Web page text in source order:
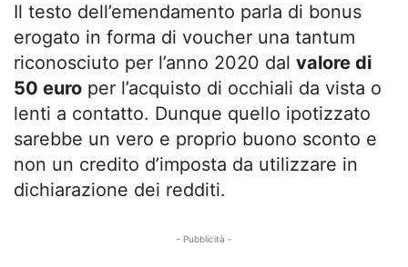
Il testo dell’emendamento parla di bonus
erogato in forma di voucher una tantum
riconosciuto per l’anno 2020 dal valore di
50 euro per l’acquisto di occhiali da vista o
lenti a contatto. Dunque quello ipotizzato
sarebbe un vero e proprio buono sconto e
non un credito d’imposta da utilizzare in
dichiarazione dei redditi.
- Pubblicità -